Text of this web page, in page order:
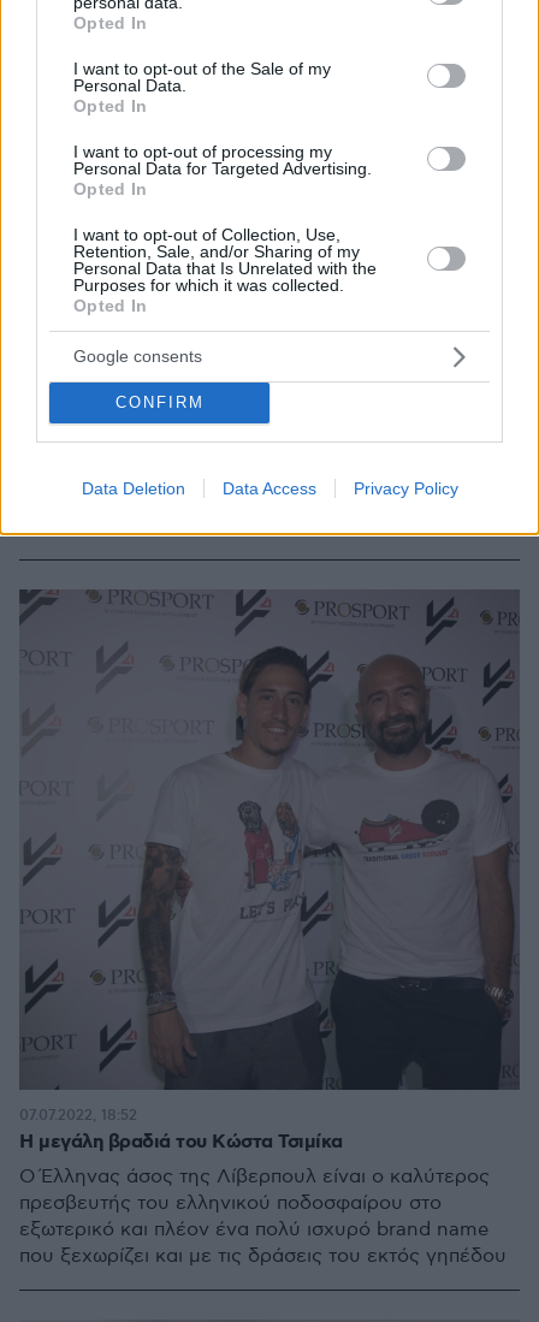
grant or deny consent to Google and its third-party tags to
use your data for below specified purposes in below Google
consent section.
Opted In
I want to opt-out of the Sale of my
Personal Data.
Opted In
I want to opt-out of processing my
Personal Data for Targeted Advertising.
Opted In
I want to opt-out of Collection, Use,
Retention, Sale, and/or Sharing of my
Personal Data that Is Unrelated with the
Purposes for which it was collected.
Opted In
Google consents
CONFIRM
Data Deletion Data Access Privacy Policy
Μοιρασμένη η εμπορική κίνηση σε e-shop και φυσικά
καταστήματα μετά την πανδημία
Οι επιχειρήσεις θα πρέπει να βελτιώσουν το επίπεδο
εξυπηρέτησης και να αναβαθμίσουν την εμπειρία του
πελάτη, τόσο στα φυσικά καταστήματα, όσο και στα
09.10.2022, 09:29 1
Η μεγάλη βραδιά του Κώστα Τσιμίκα
Ο Έλληνας άσος της Λίβερπουλ είναι ο καλύτερος
πρεσβευτής του ελληνικού ποδοσφαίρου στο
εξωτερικό και πλέον ένα πολύ ισχυρό brand name
που ξεχωρίζει και με τις δράσεις του εκτός γηπέδου
07.07.2022, 18:52